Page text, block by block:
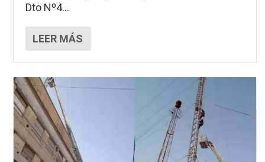
Dto Nº4...
LEER MÁS